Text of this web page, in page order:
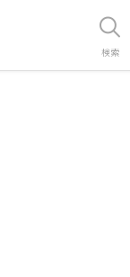
検索